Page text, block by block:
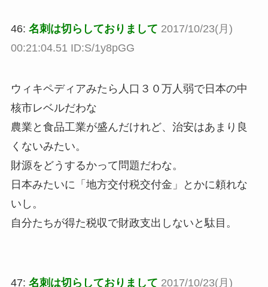
46: 名刺は切らしておりまして 2017/10/23(月)
00:21:04.51 ID:S/1y8pGG
ウィキペディアみたら人口３０万人弱で日本の中
核市レベルだわな
農業と食品工業が盛んだけれど、治安はあまり良
くないみたい。
財源をどうするかって問題だわな。
日本みたいに「地方交付税交付金」とかに頼れな
いし。
自分たちが得た税収で財政支出しないと駄目。
47: 名刺は切らしておりまして 2017/10/23(月)